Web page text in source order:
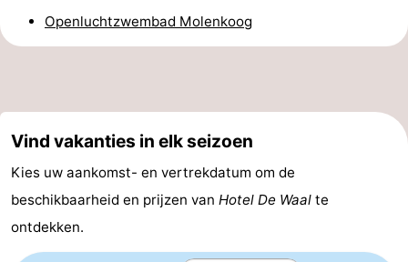
Bezienswaardigheden
Musea
-
Monumenten
-
Kerken
-
Molens
-
Openluchtzwembad Molenkoog
Vind vakanties in elk seizoen
Kies uw aankomst- en vertrekdatum om de
beschikbaarheid en prijzen van Hotel De Waal te
ontdekken.